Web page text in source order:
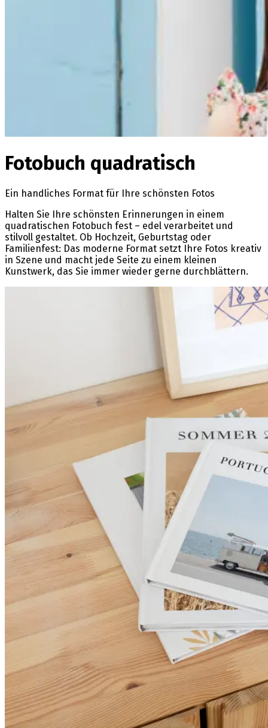
Fotobuch quadratisch
Ein handliches Format für Ihre schönsten Fotos
Halten Sie Ihre schönsten Erinnerungen in einem
quadratischen Fotobuch fest – edel verarbeitet und
stilvoll gestaltet. Ob Hochzeit, Geburtstag oder
Familienfest: Das moderne Format setzt Ihre Fotos kreativ
in Szene und macht jede Seite zu einem kleinen
Kunstwerk, das Sie immer wieder gerne durchblättern.